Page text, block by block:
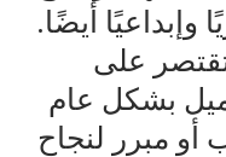
أيضًا.
تقتصر على
بشكل عام
أو مبرر لنجاح